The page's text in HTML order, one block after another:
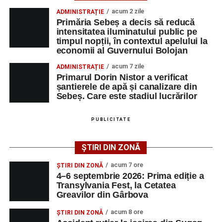
toți cei care cred că trecutul poate deveni motor de
dezvoltare pentru prezent” , a declarat Alexandru Radu,
președintele Asociației AGORA – Născuți Liberi.
Transylvania Fest va avea loc în perioada
septembrie 2026, laCetatea Greavilor din Gârbova
Intrarea este liberă pe întreaga durată a evenimentului.
Urmărește-ne pe Google News
Ultimele știri din Sebeș
4–6 septembrie 2026: Prima ediție a Transylvania
4–6 septembrie 2026: Prima ediție a Transylvania
Fest, la Cetatea Greavilor din Gârbova
Accident rutier la ieșirea din Șugag spre Popasul
Regelui. Intervin pompierii din Sebeș
Biciclist de 70 de ani, rănit într-un accident rutier
produs pe strada Dorobanți din Sebeș
ADMINISTRAȚIE acum 2 zile
Primăria Sebeș a decis să reducă
intensitatea iluminatului public pe
timpul nopții, în contextul apelului la
economii al Guvernului Bolojan
ADMINISTRAȚIE acum 7 zile
Primarul Dorin Nistor a verificat
șantierele de apă și canalizare din
Sebeș. Care este stadiul lucrărilor
PUBLICITATE
ȘTIRI DIN ZONĂ
ȘTIRI DIN ZONĂ acum 7 ore
4–6 septembrie 2026: Prima ediție a
Transylvania Fest, la Cetatea
Greavilor din Gârbova
ȘTIRI DIN ZONĂ acum 8 ore